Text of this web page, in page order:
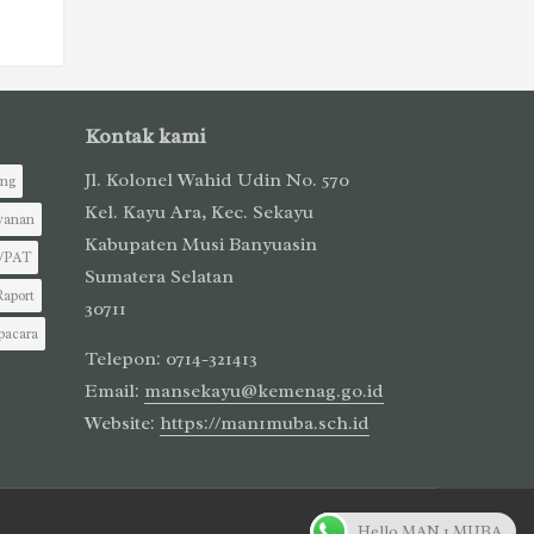
PAT
Kontak kami
Jl. Kolonel Wahid Udin No. 570
Kel. Kayu Ara, Kec. Sekayu
Kabupaten Musi Banyuasin
Sumatera Selatan
30711
Telepon: 0714-321413
Email: mansekayu@kemenag.go.id
Website: https://man1muba.sch.id